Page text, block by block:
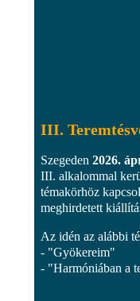
III.
Szegeden 2026.
III. alkalommal
témakörhöz
meghirdetett
Az idén az alábbi
- "Gyökereim"
- "Harmóniában a